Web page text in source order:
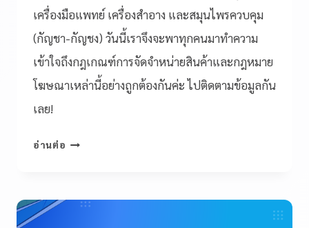
เครื่องมือแพทย์ เครื่องสำอาง และสมุนไพรควบคุม
(กัญชา-กัญชง) วันนี้เราจึงจะพาทุกคนมาทำความ
เข้าใจถึงกฎเกณฑ์การจัดจำหน่ายสินค้าและกฎหมาย
โฆษณาเหล่านี้อย่างถูกต้องกันค่ะ ไปติดตามข้อมูลกัน
เลย!
อ่านต่อ